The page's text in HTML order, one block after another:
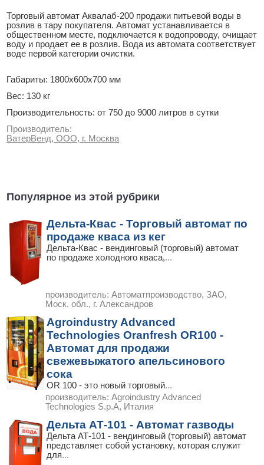
Торговый автомат Аквалаб-200 продажи питьевой воды в
розлив в тару покупателя. Автомат устанавливается в
общественном месте, подключается к водопроводу, очищает
воду и продает ее в розлив. Вода из автомата соответствует
воде первой категории очистки.
Габариты: 1800х600х700 мм
Вес: 130 кг
Производительность: от 750 до 9000 литров в сутки
Производитель:
ВатерВенд, ООО, г. Москва
Популярное из этой рубрики
Дельта-Квас - Торговый автомат по
продаже кваса из кег
Дельта-Квас - вендинговый (торговый) автомат
по продаже холодного кваса,...
производитель: Автоматпроизводство, ЗАО,
Моск. обл., г. Александров
Agroindustry Advanced
Technologies Oranfresh OR100 -
Автомат для продажи
свежевыжатого апельсинового
сока
OR 100 - это новый торговый...
производитель: Agroindustry Advanced
Technologies S.p.A, Италия
Дельта АТ-101 - Автомат газводы
Дельта АТ-101 - вендинговый (торговый) автомат
представляет собой установку, которая служит
для...